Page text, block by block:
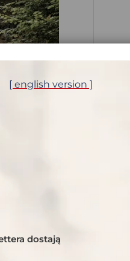
[ english version ]
dostają